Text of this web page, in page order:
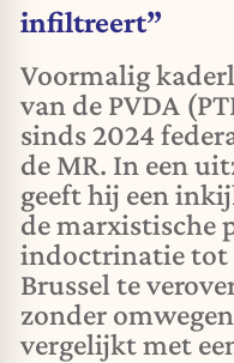
infiltreert”
Voormalig
van de PVDA
sinds 2024
de MR. In een
geeft hij een
de marxistische
indoctrinatie tot
Brussel te
zonder
vergelijkt met